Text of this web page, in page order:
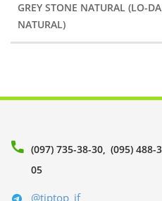
GREY STONE NATURAL (LO-
NATURAL)
(097) 735-38-30 (095) 488-
05
@tiptop_if